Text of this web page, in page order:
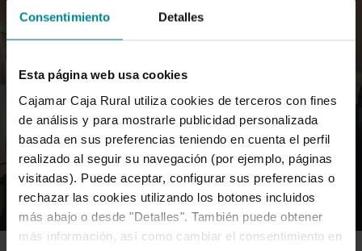
Consentimiento Detalles
Esta página web usa cookies
Cajamar Caja Rural utiliza cookies de terceros con fines
de análisis y para mostrarle publicidad personalizada
basada en sus preferencias teniendo en cuenta el perfil
realizado al seguir su navegación (por ejemplo, páginas
visitadas). Puede aceptar, configurar sus preferencias o
rechazar las cookies utilizando los botones incluidos
más abajo o desde "Detalles". También puede obtener
más información, así como cambiar el consentimiento en